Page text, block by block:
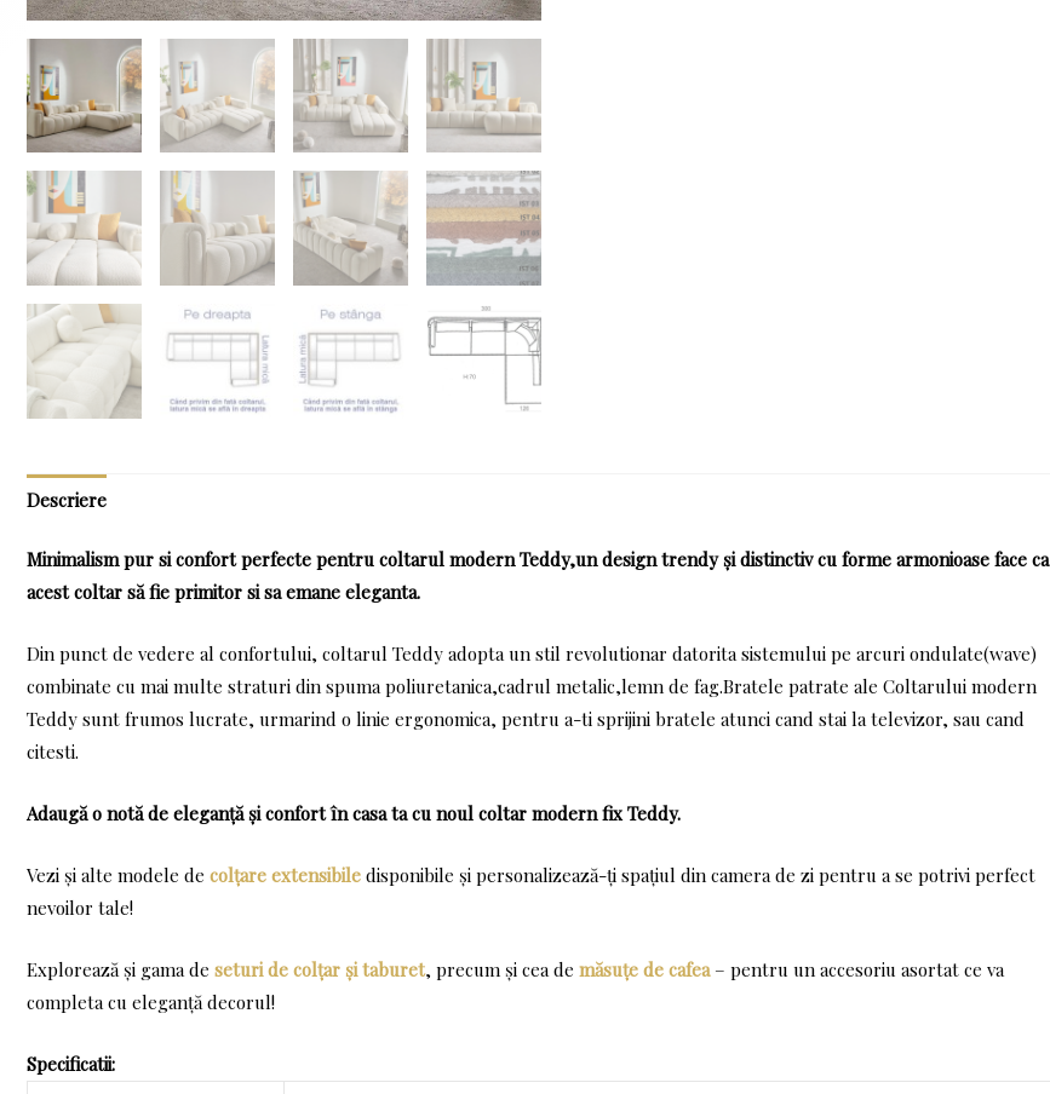
Descriere
Minimalism pur si confort perfecte pentru coltarul modern Teddy,un design trendy și distinctiv cu forme armonioase face ca
acest coltar să fie primitor si sa emane eleganta.
Din punct de vedere al confortului, coltarul Teddy adopta un stil revolutionar datorita sistemului pe arcuri ondulate(wave)
combinate cu mai multe straturi din spuma poliuretanica,cadrul metalic,lemn de fag.Bratele patrate ale Coltarului modern
Teddy sunt frumos lucrate, urmarind o linie ergonomica, pentru a-ti sprijini bratele atunci cand stai la televizor, sau cand
citesti.
Adaugă o notă de eleganță și confort în casa ta cu noul coltar modern fix Teddy.
Vezi și alte modele de colțare extensibile disponibile și personalizează-ți spațiul din camera de zi pentru a se potrivi perfect
nevoilor tale!
Explorează și gama de seturi de colțar și taburet, precum și cea de măsuțe de cafea– pentru un accesoriu asortat ce va
completa cu eleganță decorul!
Specificatii: